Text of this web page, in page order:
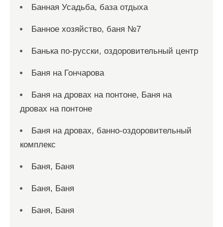
Банная Усадьба, база отдыха
Банное хозяйство, баня №7
Банька по-русски, оздоровительный центр
Баня на Гончарова
Баня на дровах на понтоне, Баня на
дровах на понтоне
Баня на дровах, банно-оздоровительный
комплекс
Баня, Баня
Баня, Баня
Баня, Баня